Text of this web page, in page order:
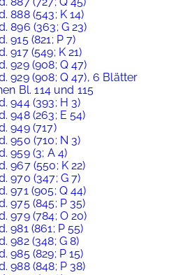
888 (543; K 14)
896 (363; G 23)
915 (821; P 7)
917 (549; K 21)
929 (908; Q 47)
929 (908; Q 47), 6 Blätter
Bl. 114 und 115
944 (393; H 3)
948 (263; E 54)
949 (717)
950 (710; N 3)
959 (3; A 4)
967 (550; K 22)
970 (347; G 7)
971 (905; Q 44)
975 (845; P 35)
979 (784; O 20)
981 (861; P 55)
982 (348; G 8)
985 (829; P 15)
988 (848; P 38)